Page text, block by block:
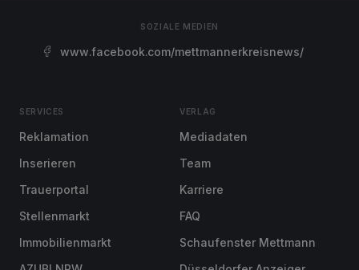
SOZIALE MEDIEN
www.facebook.com/mettmannerkreisnews/
SERVICES
Reklamation
Inserieren
Trauerportal
Stellenmarkt
Immobilienmarkt
VERLAG
Mediadaten
Team
Karriere
FAQ
Schaufenster Mettmann